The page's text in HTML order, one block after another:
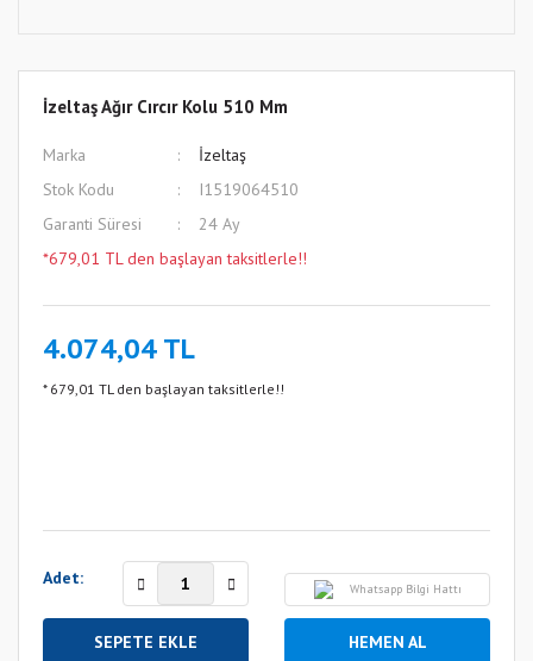
İzeltaş Ağır Cırcır Kolu 510 Mm
Marka
İzeltaş
Stok Kodu
I1519064510
Garanti Süresi
24 Ay
*679,01 TL den başlayan taksitlerle!!
4.074,04 TL
* 679,01 TL den başlayan taksitlerle!!
Adet:
Whatsapp Bilgi Hattı
SEPETE EKLE HEMEN AL